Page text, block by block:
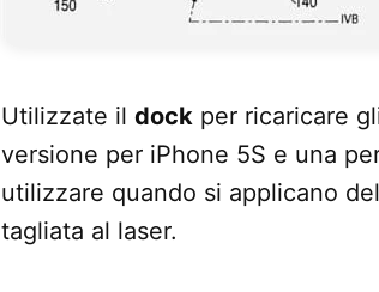
Utilizzate il dock per ricaricare
versione per iPhone 5S e una
utilizzare quando si applicano
tagliata al laser.